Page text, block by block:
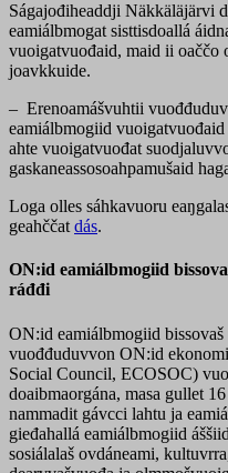
Ságajođiheaddji Näkkäläjärvi
eamiálbmogat sisttisdoallá
vuoigatvuođaid, maid ii oaččo
joavkkuide.
– Erenoamášvuhtii
eamiálbmogiid
ahte vuoigatvuođat
gaskaneassosoahpamušaid
Loga olles sáhkavuoru
geahččat dás.
ON:id eamiálbmogiid
ráđđi
ON:id eamiálbmogiid
vuođđuduvvon ON:id
Social Council, ECOSOC)
doaibmaorgána, masa gullet
nammadit gávcci lahtu ja
gieđahallá eamiálbmogiid
sosiálalaš ovdáneami,